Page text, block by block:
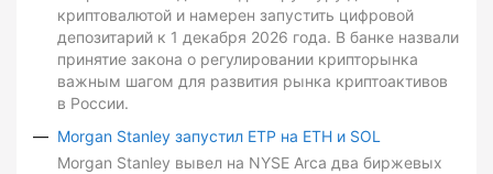
криптовалютой и намерен запустить цифровой
депозитарий к 1 декабря 2026 года. В банке назвали
принятие закона о регулировании крипторынка
важным шагом для развития рынка криптоактивов
в России.
Morgan Stanley запустил ETP на ETH и SOL
Morgan Stanley вывел на NYSE Arca два биржевых